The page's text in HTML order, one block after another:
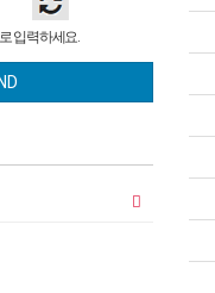
듣기
입력하세요.